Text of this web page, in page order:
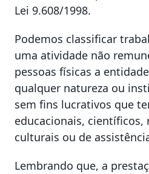
Lei 9.608/1998.
Podemos classificar
uma atividade não
pessoas físicas a
qualquer natureza ou
sem fins lucrativos que
educacionais, científicos,
culturais ou de
Lembrando que, a